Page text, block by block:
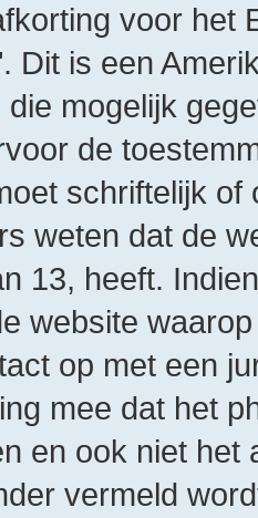
voor het
Dit is een
die mogelijk
de
schriftelijk
weten dat de
13, heeft.
website
op met een
mee dat het
en ook niet
vermeld